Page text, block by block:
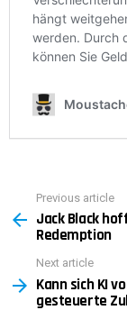
more
Previous article
Jack Black
Redemption
Next article
Kann sich KI
gesteuerte